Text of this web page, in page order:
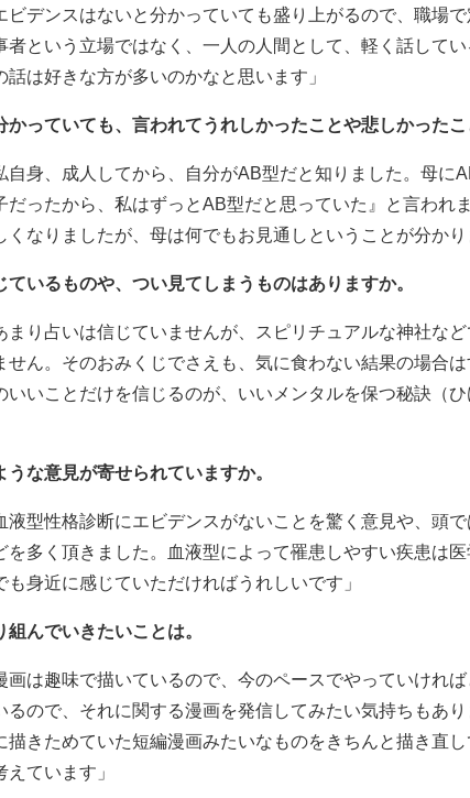
ビデンスはないと分かっていても盛り上がるので、職場で
者という立場ではなく、一人の人間として、軽く話して
は好きな方が多いのかなと思います」
っていても、言われてうれしかったことや悲しかったこ
身、成人してから、自分がAB型だと知りました。母に
だったから、私はずっとAB型だと思っていた』と言われ
なりましたが、母は何でもお見通しということが分かり
いるものや、つい見てしまうものはありますか。
まり占いは信じていませんが、スピリチュアルな神社な
せん。そのおみくじでさえも、気に食わない結果の場合
いことだけを信じるのが、いいメンタルを保つ秘訣（
な意見が寄せられていますか。
液型性格診断にエビデンスがないことを驚く意見や、頭
を多く頂きました。血液型によって罹患しやすい疾患は
身近に感じていただければうれしいです」
んでいきたいことは。
画は趣味で描いているので、今のペースでやっていけれ
るので、それに関する漫画を発信してみたい気持ちもあ
描きためていた短編漫画みたいなものをきちんと描き直
ています」